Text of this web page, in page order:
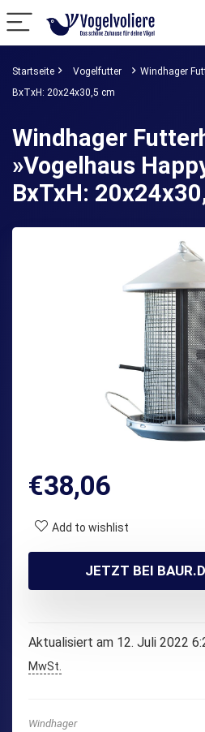
Startseite Vogelfutter
Windhager
BxTxH: 20x24x30,5 cm
Windhager
»Vogelhaus
BxTxH:
€38,06
Add to wishlist
JETZT BEI
Aktualisiert am 12. Juli 2022
MwSt.
Windhager